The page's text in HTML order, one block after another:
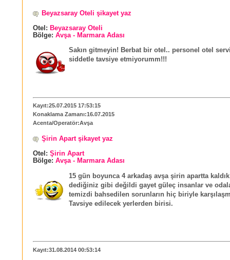
Beyazsaray Oteli şikayet yaz
Otel: Beyazsaray Oteli
Bölge: Avşa - Marmara Adası
Sakın gitmeyin! Berbat bir otel.. personel otel
siddetle tavsiye etmiyorumm!!!
Kayıt:25.07.2015 17:53:15
Konaklama Zamanı:16.07.2015
Acenta/Operatör:Avşa
Şirin Apart şikayet yaz
Otel: Şirin Apart
Bölge: Avşa - Marmara Adası
15 gün boyunca 4 arkadaş avşa şirin apartta
dediğiniz gibi değildi gayet güleç insanlar ve
temizdi bahsedilen sorunların hiç biriyle
Tavsiye edilecek yerlerden birisi.
Kayıt:31.08.2014 00:53:14